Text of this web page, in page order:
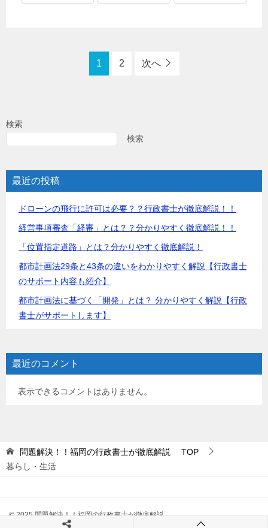
1 2 次へ
検索
検索
最近の投稿
ドローンの飛行に許可は必要？？行政書士が徹底解説！！
経営事項審査「経審」とは？？分かりやすく徹底解説！！
「位置指定道路」とは？分かりやすく徹底解説！
都市計画法29条と43条の違いをわかりやすく解説【行政書士
のサポート内容も紹介】
都市計画法に基づく「開発」とは？ 分かりやすく解説【行政
書士がサポートします】
最近のコメント
表示できるコメントはありません。
問題解決！！福岡の行政書士が徹底解説
TOP
暮らし・生活
© 2025 問題解決！！福岡の行政書士が徹底解説